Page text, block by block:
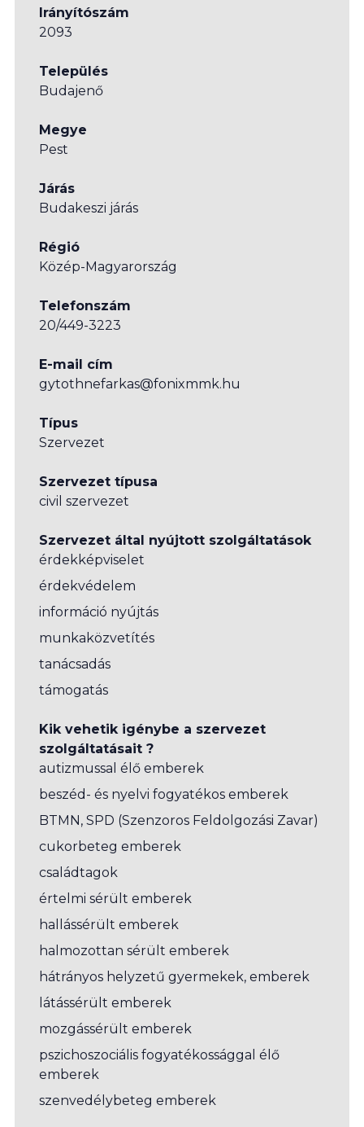
Irányítószám
2093
Település
Budajenő
Megye
Pest
Járás
Budakeszi járás
Régió
Közép-Magyarország
Telefonszám
20/449-3223
E-mail cím
gytothnefarkas@fonixmmk.hu
Típus
Szervezet
Szervezet típusa
civil szervezet
Szervezet által nyújtott szolgáltatások
érdekképviselet
érdekvédelem
információ nyújtás
munkaközvetítés
tanácsadás
támogatás
Kik vehetik igénybe a szervezet
szolgáltatásait ?
autizmussal élő emberek
beszéd- és nyelvi fogyatékos emberek
BTMN, SPD (Szenzoros Feldolgozási Zavar)
cukorbeteg emberek
családtagok
értelmi sérült emberek
hallássérült emberek
halmozottan sérült emberek
hátrányos helyzetű gyermekek, emberek
látássérült emberek
mozgássérült emberek
pszichoszociális fogyatékossággal élő
emberek
szenvedélybeteg emberek